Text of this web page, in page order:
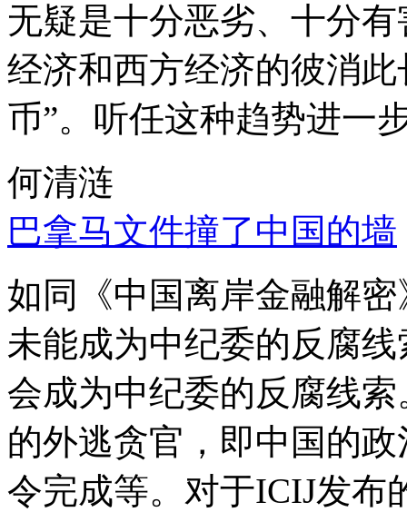
无疑是十分恶劣、十分
经济和西方经济的彼消
币”。听任这种趋势进一
何清涟
巴拿马文件撞了中国的墙
如同《中国离岸金融解
未能成为中纪委的反腐
会成为中纪委的反腐线
的外逃贪官，即中国的
令完成等。对于ICIJ发布